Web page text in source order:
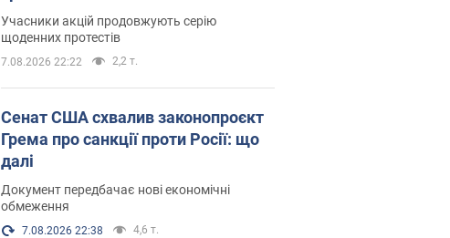
картонками. Фото і відео
Учасники акцій продовжують серію
щоденних протестів
7.08.2026 22:22 2,2 т.
Сенат США схвалив законопроєкт
Грема про санкції проти Росії: що
далі
Документ передбачає нові економічні
обмеження
7.08.2026 22:38 4,6 т.